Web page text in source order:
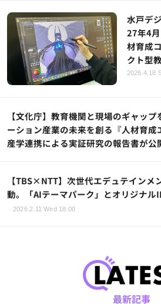
水戸デ
27年4
材育成
クト型
2026.4.18
【文化庁】教育機関と現場のギャッ
ーション産業の未来を創る『人材育
産学連携による実証研究の報告書が公
【TBS×NTT】次世代エデュテイン
動。「AIテーマパーク」とオリジナル
2026.2.11 Wed 18:00
最新記事